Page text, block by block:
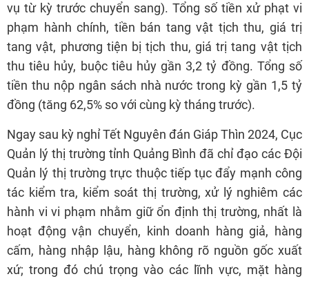
vụ từ kỳ trước chuyển sang). Tổng số tiền xử phạt vi
phạm hành chính, tiền bán tang vật tịch thu, giá trị
tang vật, phương tiện bị tịch thu, giá trị tang vật tịch
thu tiêu hủy, buộc tiêu hủy gần 3,2 tỷ đồng. Tổng số
tiền thu nộp ngân sách nhà nước trong kỳ gần 1,5 tỷ
đồng (tăng 62,5% so với cùng kỳ tháng trước).
Ngay sau kỳ nghỉ Tết Nguyên đán Giáp Thìn 2024, Cục
Quản lý thị trường tỉnh Quảng Bình đã chỉ đạo các Đội
Quản lý thị trường trực thuộc tiếp tục đẩy mạnh công
tác kiểm tra, kiểm soát thị trường, xử lý nghiêm các
hành vi vi phạm nhằm giữ ổn định thị trường, nhất là
hoạt động vận chuyển, kinh doanh hàng giả, hàng
cấm, hàng nhập lậu, hàng không rõ nguồn gốc xuất
xứ; trong đó chú trọng vào các lĩnh vực, mặt hàng